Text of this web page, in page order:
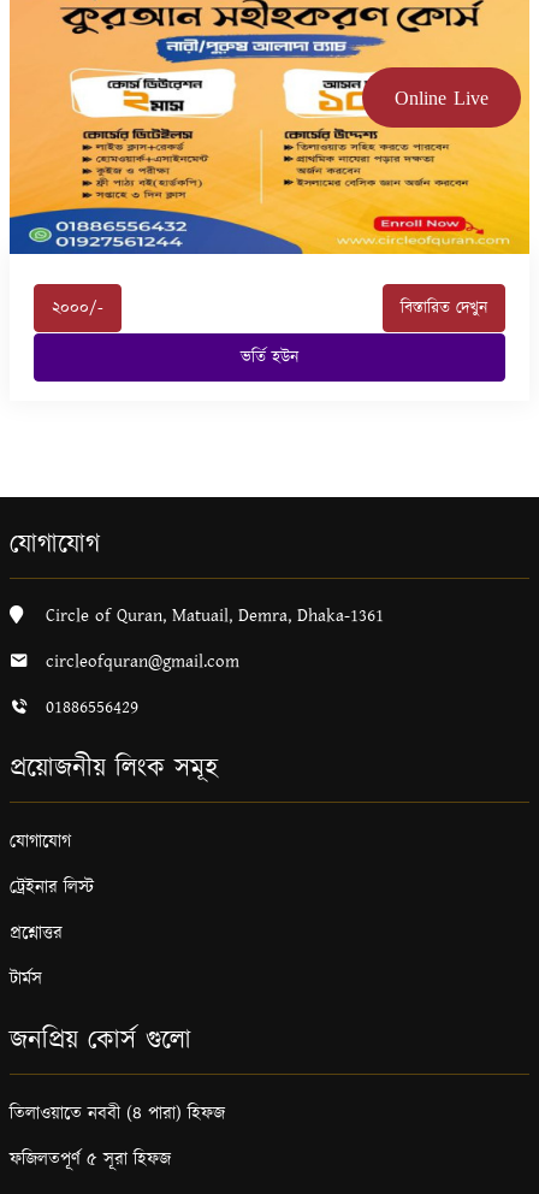
Online Live
২০০০/- বিস্তারিত দেখুন
ভর্তি হউন
যোগাযোগ
Circle of Quran, Matuail, Demra, Dhaka-1361
circleofquran@gmail.com
01886556429
প্রয়োজনীয় লিংক সমূহ
যোগাযোগ
ট্রেইনার লিস্ট
প্রশ্নোত্তর
টার্মস
জনপ্রিয় কোর্স গুলো
তিলাওয়াতে নববী (৪ পারা) হিফজ
ফজিলতপূর্ণ ৫ সূরা হিফজ